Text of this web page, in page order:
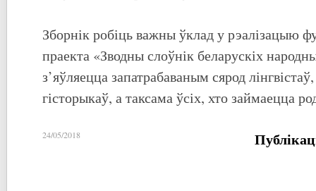
Зборнік робіць важны ўклад у рэалізацыю
праекта «Зводны слоўнік беларускіх
з’яўляецца запатрабаваным сярод
гісторыкаў, а таксама ўсіх, хто займаецца
24/05/2018